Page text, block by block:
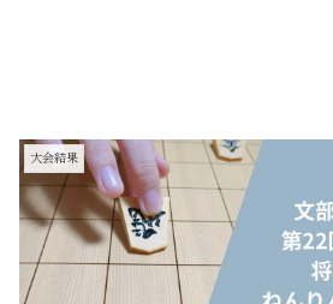
大会結果